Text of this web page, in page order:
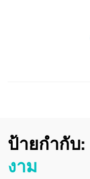
ป้ายกำกับ:
งาม